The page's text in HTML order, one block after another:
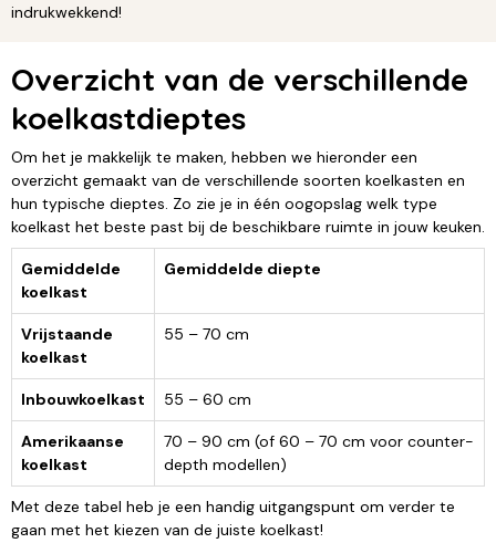
indrukwekkend!
Overzicht van de verschillende
koelkastdieptes
Om het je makkelijk te maken, hebben we hieronder een
overzicht gemaakt van de verschillende soorten koelkasten en
hun typische dieptes. Zo zie je in één oogopslag welk type
koelkast het beste past bij de beschikbare ruimte in jouw keuken.
Gemiddelde
koelkast
Gemiddelde diepte
Vrijstaande
koelkast
55 – 70 cm
Inbouwkoelkast 55 – 60 cm
Amerikaanse
koelkast
70 – 90 cm (of 60 – 70 cm voor counter-
depth modellen)
Met deze tabel heb je een handig uitgangspunt om verder te
gaan met het kiezen van de juiste koelkast!